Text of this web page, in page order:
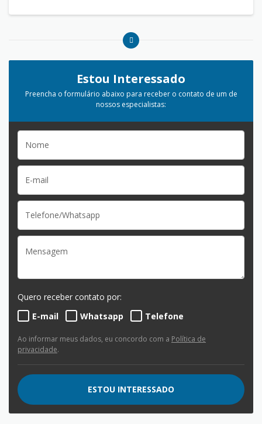
Estou Interessado
Preencha o formulário abaixo para receber o contato de um de
nossos especialistas:
Quero receber contato por:
E-mail
Whatsapp Telefone
Ao informar meus dados, eu concordo com a Política de
privacidade.
ESTOU INTERESSADO